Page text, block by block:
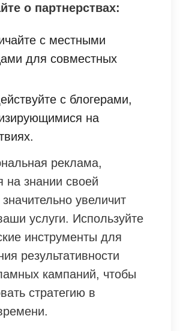
о партнерствах:
с местными
для совместных
с блогерами,
на
реклама,
на знании своей
увеличит
услуги. Используйте
инструменты для
результативности
кампаний, чтобы
стратегию в